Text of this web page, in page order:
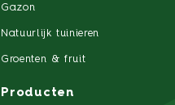
Gazon
Natuurlijk tuinieren
Groenten & fruit
Producten